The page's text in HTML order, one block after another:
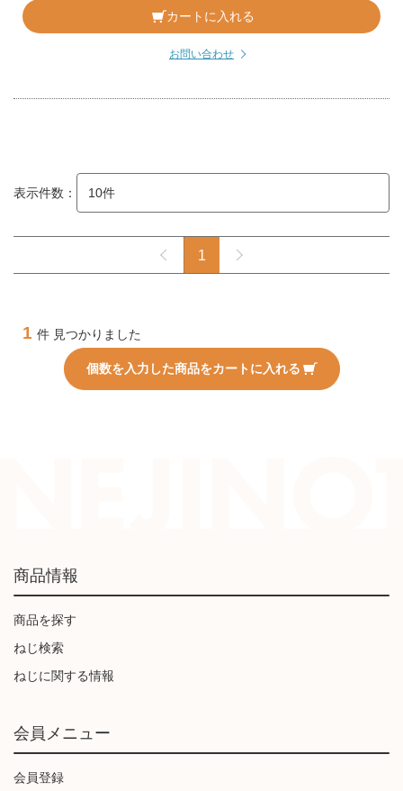
カートに入れる
お問い合わせ
表示件数：
1
1 件 見つかりました
個数を入力した商品をカートに入れる
商品情報
商品を探す
ねじ検索
ねじに関する情報
会員メニュー
会員登録